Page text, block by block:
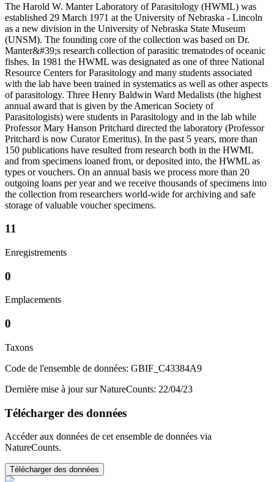
The Harold W. Manter Laboratory of Parasitology (HWML) was
established 29 March 1971 at the University of Nebraska - Lincoln
as a new division in the University of Nebraska State Museum
(UNSM). The founding core of the collection was based on Dr.
Manter&#39;s research collection of parasitic trematodes of oceanic
fishes. In 1981 the HWML was designated as one of three National
Resource Centers for Parasitology and many students associated
with the lab have been trained in systematics as well as other aspects
of parasitology. Three Henry Baldwin Ward Medalists (the highest
annual award that is given by the American Society of
Parasitologists) were students in Parasitology and in the lab while
Professor Mary Hanson Pritchard directed the laboratory (Professor
Pritchard is now Curator Emeritus). In the past 5 years, more than
150 publications have resulted from research both in the HWML
and from specimens loaned from, or deposited into, the HWML as
types or vouchers. On an annual basis we process more than 20
outgoing loans per year and we receive thousands of specimens into
the collection from researchers world-wide for archiving and safe
storage of valuable voucher specimens.
11
Enregistrements
0
Emplacements
0
Taxons
Code de l'ensemble de données: GBIF_C43384A9
Dernière mise à jour sur NatureCounts: 22/04/23
Télécharger des données
Accéder aux données de cet ensemble de données via
NatureCounts.
Télécharger des données